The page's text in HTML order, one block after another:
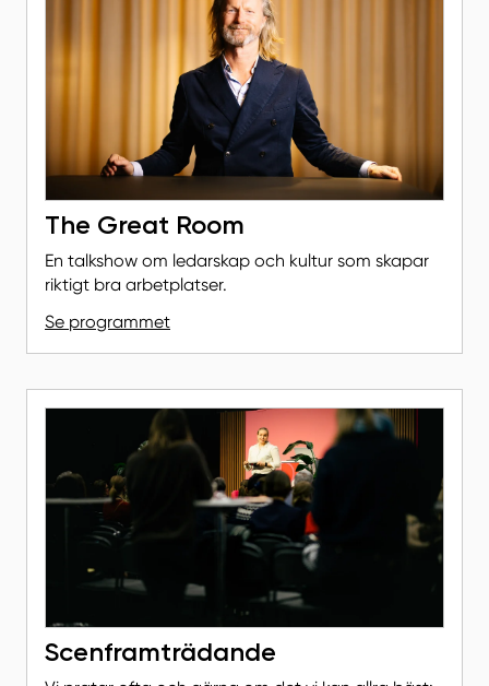
The Great Room
En talkshow om ledarskap och kultur som skapar
riktigt bra arbetplatser.
Se programmet
Scenframträdande